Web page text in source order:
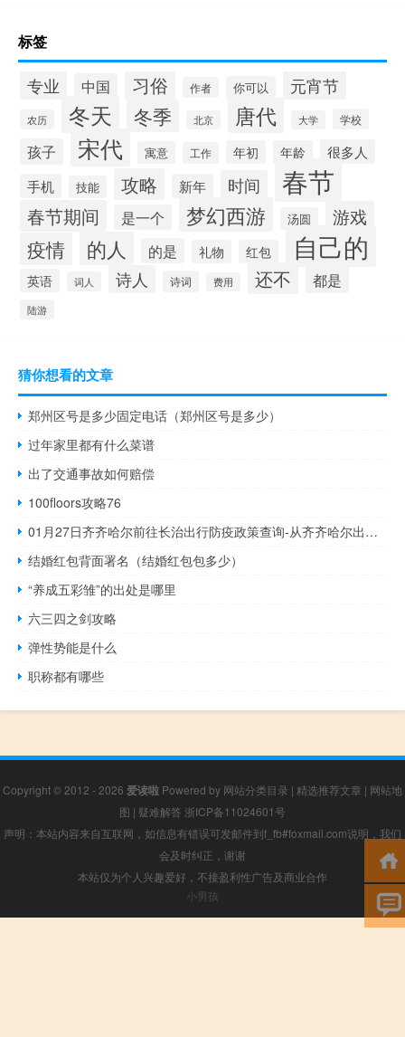
标签
专业 中国 习俗 作者 你可以 元宵节
农历 冬天 冬季 北京 唐代 大学 学校
孩子 宋代 寓意 工作 年初 年龄
很多人
手机
技能 攻略 新年 时间 春节
春节期间 是一个 梦幻西游 汤圆 游戏
疫情 的人 的是 礼物 红包 自己的
英语 词人 诗人 诗词 费用 还不 都是
陆游
猜你想看的文章
郑州区号是多少固定电话（郑州区号是多少）
过年家里都有什么菜谱
出了交通事故如何赔偿
100floors攻略76
01月27日齐齐哈尔前往长治出行防疫政策查询-从齐齐哈尔出发到长治的防疫政策
结婚红包背面署名（结婚红包包多少）
“养成五彩雏”的出处是哪里
六三四之剑攻略
弹性势能是什么
职称都有哪些
Copyright © 2012 - 2026 爱读啦 Powered by 网站分类目录 | 精选推荐文章 | 网站地
图 | 疑难解答 浙ICP备11024601号
声明：本站内容来自互联网，如信息有错误可发邮件到f_fb#foxmail.com说明，我们
会及时纠正，谢谢
本站仅为个人兴趣爱好，不接盈利性广告及商业合作
小男孩